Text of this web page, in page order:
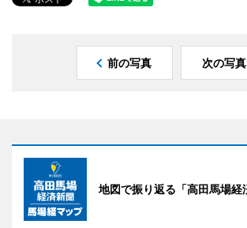
前の写真 次の写真
地図で振り返る「高田馬場経